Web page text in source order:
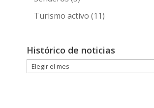
Turismo activo (11)
Histórico de noticias
Histórico